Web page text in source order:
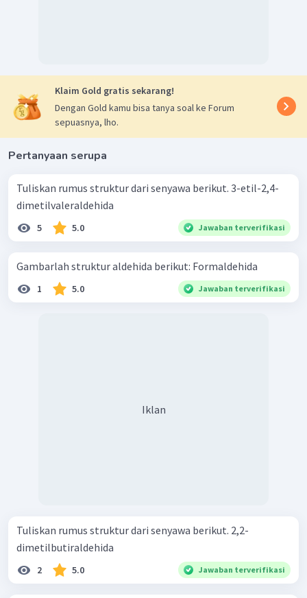
Klaim Gold gratis sekarang!
Dengan Gold kamu bisa tanya soal ke Forum
sepuasnya, lho.
Pertanyaan serupa
Tuliskan rumus struktur dari senyawa berikut. 3-etil-2,4-
dimetilvaleraldehida
5 5.0 Jawaban terverifikasi
Gambarlah struktur aldehida berikut: Formaldehida
1 5.0 Jawaban terverifikasi
Iklan
Tuliskan rumus struktur dari senyawa berikut. 2,2-
dimetilbutiraldehida
2 5.0 Jawaban terverifikasi